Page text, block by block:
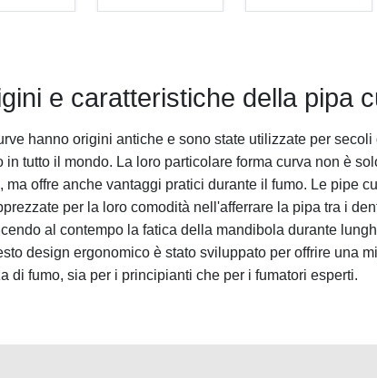
e caratteristiche della pipa
hanno origini antiche e sono state utilizzate per
in tutto il mondo. La loro particolare forma curva non è
ma offre anche vantaggi pratici durante il fumo. Le pipe
per la loro comodità nell'afferrare la pipa tra i
al contempo la fatica della mandibola durante
design ergonomico è stato sviluppato per offrire una
di fumo, sia per i principianti che per i fumatori esperti.